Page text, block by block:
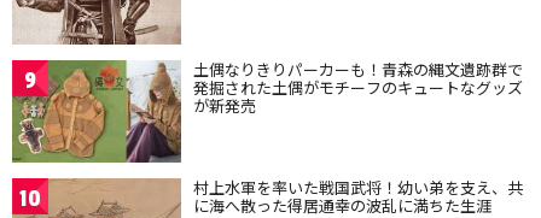
9 土偶なりきりパーカーも！青森の縄文遺跡群で
発掘された土偶がモチーフのキュートなグッズ
が新発売
10 村上水軍を率いた戦国武将！幼い弟を支え、共
に海へ散った得居通幸の波乱に満ちた生涯